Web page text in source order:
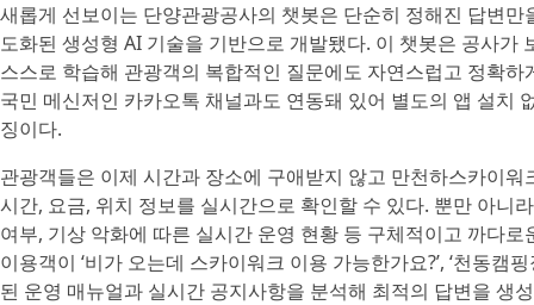
새롭게 선보이는 단양관광공사의 챗봇은 단순히 정해진 답변
도화된 생성형 AI 기술을 기반으로 개발됐다. 이 챗봇은 공사
스스로 학습해 관광객의 복합적인 질문에도 자연스럽고 정확
국민 메신저인 카카오톡 채널과도 연동돼 있어 별도의 앱 설치
징이다.
관광객들은 이제 시간과 장소에 구애받지 않고 만천하스카이
시간, 요금, 위치 정보를 실시간으로 확인할 수 있다. 뿐만 아니
여부, 기상 악화에 따른 실시간 운영 현황 등 구체적이고 까다
이용객이 ‘비가 오는데 스카이워크 이용 가능한가요?’, ‘천동
된 운영 매뉴얼과 실시간 공지사항을 분석해 최적의 답변을 생